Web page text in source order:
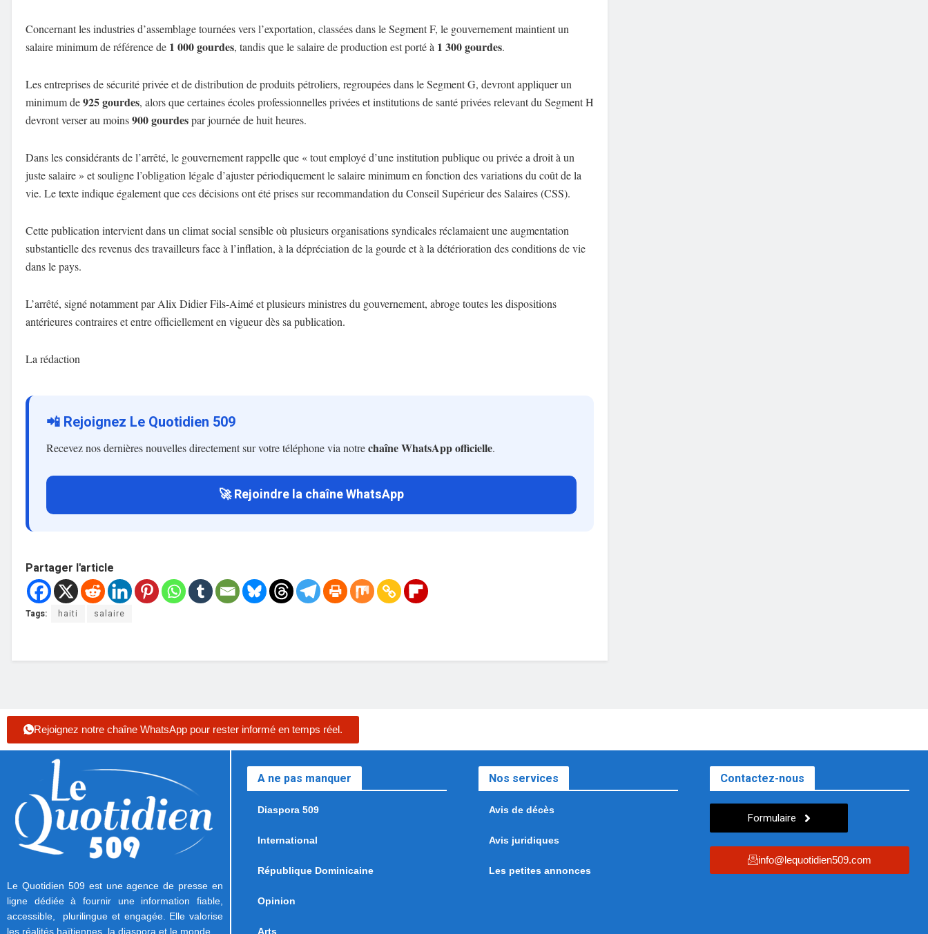
Concernant les industries d’assemblage tournées vers l’exportation, classées dans le Segment F, le gouvernement maintient un
salaire minimum de référence de 1 000 gourdes, tandis que le salaire de production est porté à 1 300 gourdes.
Les entreprises de sécurité privée et de distribution de produits pétroliers, regroupées dans le Segment G, devront appliquer un
minimum de925 gourdes, alors que certaines écoles professionnelles privées et institutions de santé privées relevant du Segment H
devront verser au moins900 gourdespar journée de huit heures.
Dans les considérants de l’arrêté, le gouvernement rappelle que « tout employé d’une institution publique ou privée a droit à un
juste salaire » et souligne l’obligation légale d’ajuster périodiquement le salaire minimum en fonction des variations du coût de la
vie. Le texte indique également que ces décisions ont été prises sur recommandation du Conseil Supérieur des Salaires (CSS).
Cette publication intervient dans un climat social sensible où plusieurs organisations syndicales réclamaient une augmentation
substantielle des revenus des travailleurs face à l’inflation, à la dépréciation de la gourde et à la détérioration des conditions de vie
dans le pays.
L’arrêté, signé notamment par Alix Didier Fils-Aimé et plusieurs ministres du gouvernement, abroge toutes les dispositions
antérieures contraires et entre officiellement en vigueur dès sa publication.
La rédaction
📲 Rejoignez Le Quotidien 509
Recevez nos dernières nouvelles directement sur votre téléphone via notrechaîne WhatsApp officielle.
🚀 Rejoindre la chaîne WhatsApp
Partager l'article
Tags: haiti salaire
Rejoignez notre chaîne WhatsApp pour rester informé en temps réel.
Le Quotidien 509 est une agence de presse en
ligne dédiée à fournir une information fiable,
accessible, plurilingue et engagée. Elle valorise
les réalités haïtiennes, la diaspora et le monde.
A ne pas manquer
Diaspora 509
International
République Dominicaine
Opinion
Arts
Nos services
Avis de décès
Avis juridiques
Les petites annonces
Contactez-nous
Formulaire
info@lequotidien509.com